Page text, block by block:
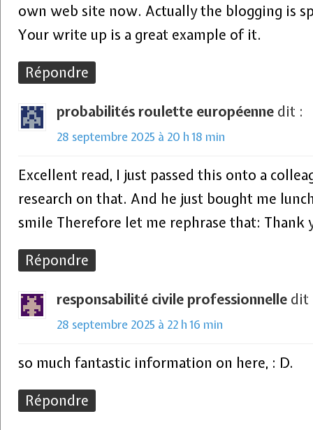
own web site now. Actually the blogging is
Your write up is a great example of it.
Répondre
probabilités roulette européenne dit :
28 septembre 2025 à 20 h 18 min
Excellent read, I just passed this onto a
research on that. And he just bought me
smile Therefore let me rephrase that: Thank
Répondre
responsabilité civile professionnelle dit
28 septembre 2025 à 22 h 16 min
so much fantastic information on here, : D.
Répondre